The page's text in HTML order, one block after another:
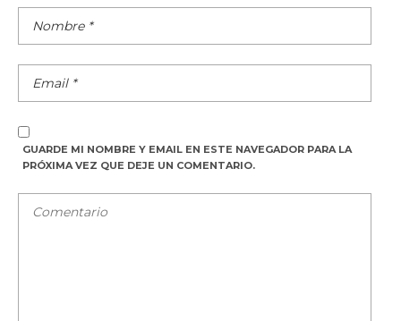
GUARDE MI NOMBRE Y EMAIL EN ESTE NAVEGADOR PARA LA
PRÓXIMA VEZ QUE DEJE UN COMENTARIO.